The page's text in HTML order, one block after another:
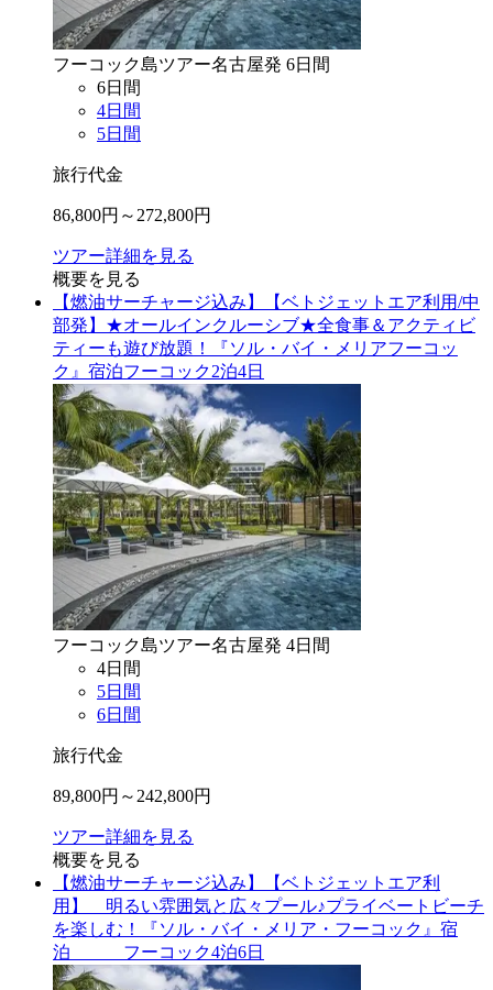
フーコック島ツアー名古屋発 6日間
6日間
4日間
5日間
旅行代金
86,800円～ 272,800円
ツアー詳細を見る
概要を見る
【燃油サーチャージ込み】【ベトジェットエア利用/中
部発】★オールインクルーシブ★全食事＆アクティビ
ティーも遊び放題！『ソル・バイ・メリアフーコッ
ク』宿泊フーコック2泊4日
フーコック島ツアー名古屋発 4日間
4日間
5日間
6日間
旅行代金
89,800円～ 242,800円
ツアー詳細を見る
概要を見る
【燃油サーチャージ込み】【ベトジェットエア利
用】 明るい雰囲気と広々プール♪プライベートビーチ
を楽しむ！『ソル・バイ・メリア・フーコック』宿
泊 フーコック4泊6日